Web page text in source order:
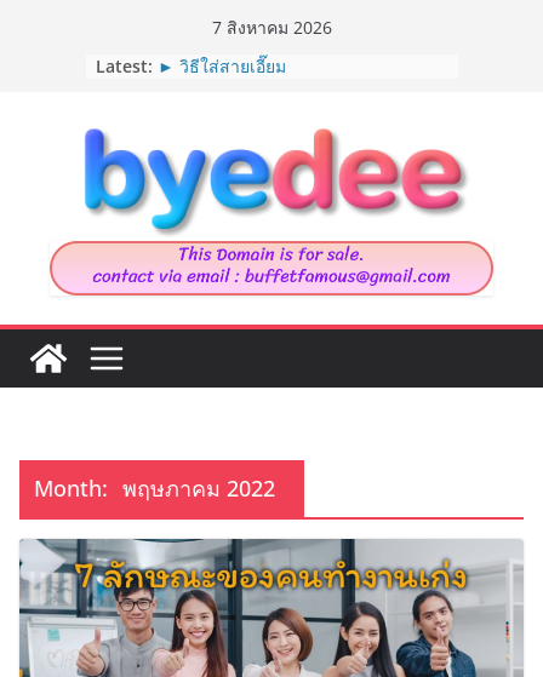
7 สิงหาคม 2026
Latest: ► วิธีใส่สายเอี๊ยม
► 9 ต้นไม้ที่แมวกินได้
► House in Chau Doc
► รวมท่ายืด “ออฟฟิศซินโดม”
Month: พฤษภาคม 2022